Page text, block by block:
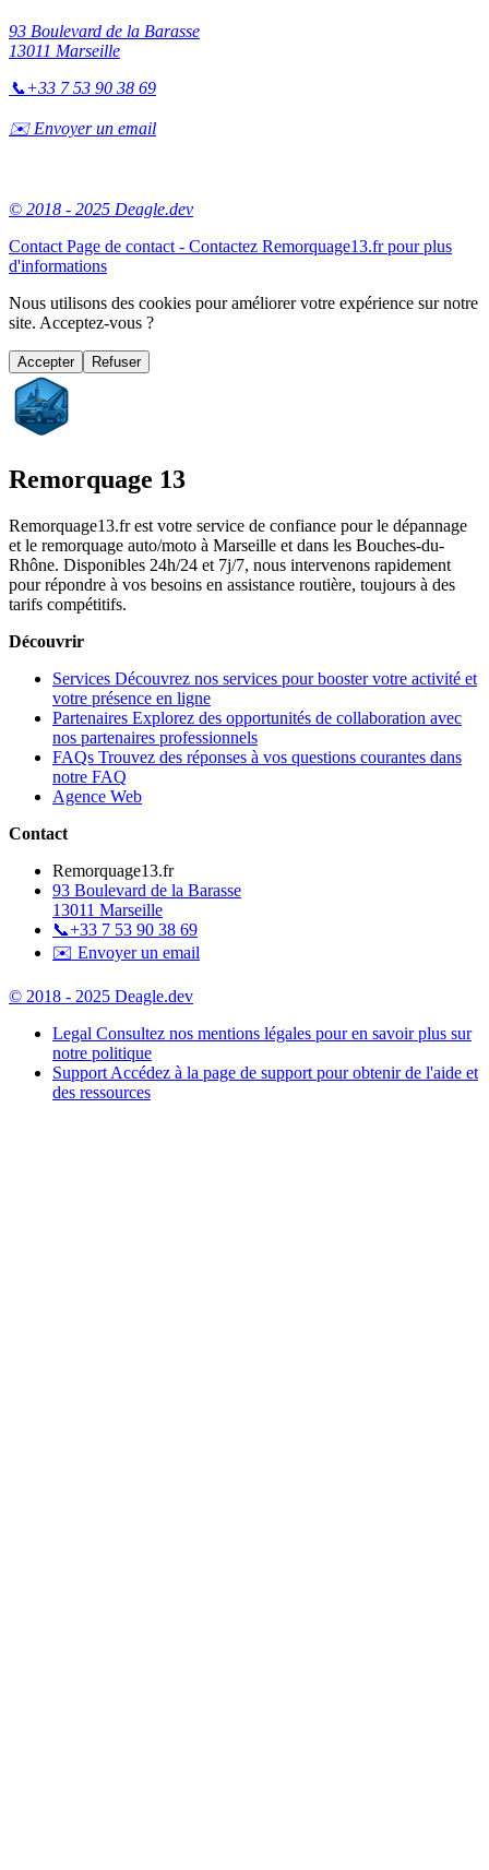
93 Boulevard de la Barasse
13011 Marseille
📞+33 7 53 90 38 69
✉️ Envoyer un email
© 2018 - 2025 Deagle.dev
Contact Page de contact - Contactez Remorquage13.fr pour plus
d'informations
Nous utilisons des cookies pour améliorer votre expérience sur notre
site. Acceptez-vous ?
Accepter Refuser
Remorquage 13
Remorquage13.fr est votre service de confiance pour le dépannage
et le remorquage auto/moto à Marseille et dans les Bouches-du-
Rhône. Disponibles 24h/24 et 7j/7, nous intervenons rapidement
pour répondre à vos besoins en assistance routière, toujours à des
tarifs compétitifs.
Découvrir
Services Découvrez nos services pour booster votre activité et
votre présence en ligne
Partenaires Explorez des opportunités de collaboration avec
nos partenaires professionnels
FAQs Trouvez des réponses à vos questions courantes dans
notre FAQ
Agence Web
Contact
Remorquage13.fr
93 Boulevard de la Barasse
13011 Marseille
📞+33 7 53 90 38 69
✉️ Envoyer un email
© 2018 - 2025 Deagle.dev
Legal Consultez nos mentions légales pour en savoir plus sur
notre politique
Support Accédez à la page de support pour obtenir de l'aide et
des ressources